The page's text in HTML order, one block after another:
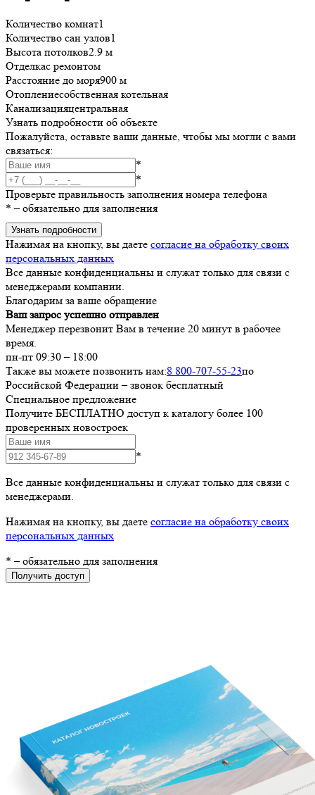
Количество комнат1
Количество сан узлов1
Высота потолков2.9 м
Отделкас ремонтом
Расстояние до моря900 м
Отоплениесобственная котельная
Канализацияцентральная
Узнать подробности об объекте
Пожалуйста, оставьте ваши данные, чтобы мы могли с вами
связаться:
*
*
Проверьте правильность заполнения номера телефона
* – обязательно для заполнения
Узнать подробности
Нажимая на кнопку, вы даете согласие на обработку своих
персональных данных
Все данные конфиденциальны и служат только для связи с
менеджерами компании.
Благодарим за ваше обращение
Ваш запрос успешно отправлен
Менеджер перезвонит Вам в течение 20 минут в рабочее
время.
пн-пт 09:30 – 18:00
Также вы можете позвонить нам:8 800-707-55-23по
Российской Федерации – звонок бесплатный
Специальное предложение
Получите БЕСПЛАТНО доступ к каталогу более 100
проверенных новостроек
*
Все данные конфиденциальны и служат только для связи с
менеджерами.
Нажимая на кнопку, вы даете согласие на обработку своих
персональных данных
* – обязательно для заполнения
Получить доступ